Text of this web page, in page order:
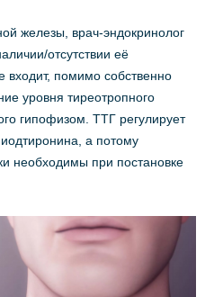
железы, врач-эндокринолог
отсутствии её
входит, помимо собственно
уровня тиреотропного
гипофизом. ТТГ регулирует
а потому
необходимы при постановке